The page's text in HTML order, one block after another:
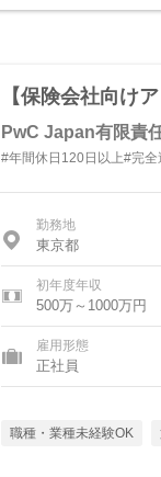
【保険会社向け
PwC Japan有限責
#年間休日120日以上#完
勤務地
東京都
初年度年収
500万～1000万円
雇用形態
正社員
職種・業種未経験OK